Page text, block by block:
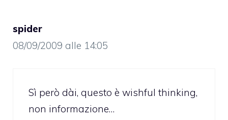
spider
08/09/2009 alle 14:05
Sì però dài, questo è wishful thinking,
non informazione…